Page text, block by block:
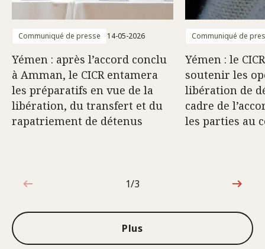
Communiqué de presse 14-05-2026
Yémen : après l’accord conclu
à Amman, le CICR entamera
les préparatifs en vue de la
libération, du transfert et du
rapatriement de détenus
Communiqué de
Yémen : le
soutenir les
libération de
cadre de
les parties au
1sur3
1/3
Plus